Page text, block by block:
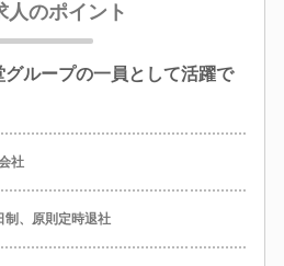
人のポイント
ループの一員として活躍で
社
、原則定時退社